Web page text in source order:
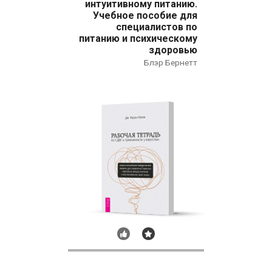
интуитивному питанию.
Учебное пособие для
специалистов по
питанию и психическому
здоровью
Блэр Бернетт
Рекомендуем
Бестселлер